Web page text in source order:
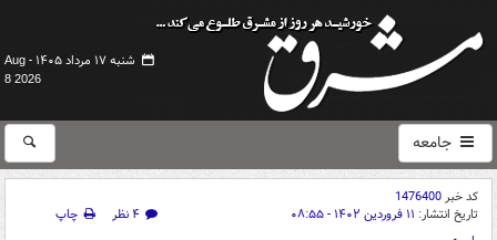
شنبه ۱۷ مرداد ۱۴۰۵ -
Aug
8 2026
جامعه
کد خبر1476400
تاریخ انتشار: ۱۱ فروردین ۱۴۰۲ - ۰۸:۵۵ ۴ نظر
چاپ